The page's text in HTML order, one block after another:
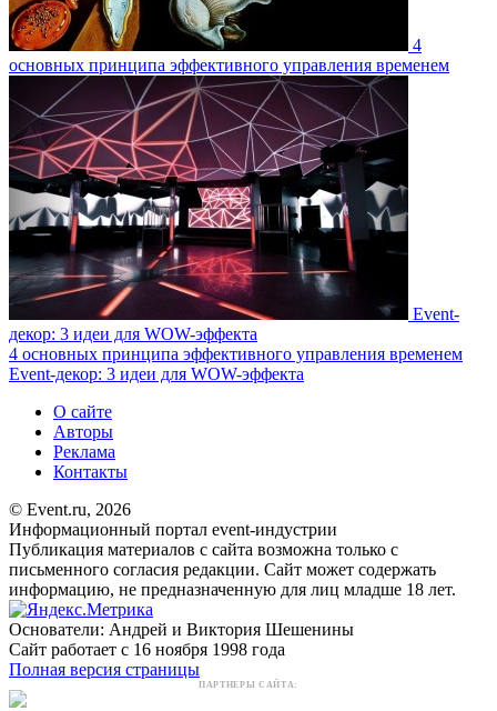
4
основных принципа эффективного управления временем
Event-
декор: 3 идеи для WOW-эффекта
4 основных принципа эффективного управления временем
Event-декор: 3 идеи для WOW-эффекта
О сайте
Авторы
Реклама
Контакты
© Event.ru, 2026
Информационный портал event-индустрии
Публикация материалов с сайта возможна только с
письменного согласия редакции. Сайт может содержать
информацию, не предназначенную для лиц младше 18 лет.
Основатели: Андрей и Виктория Шешенины
Сайт работает с 16 ноября 1998 года
Полная версия страницы
ПАРТНЕРЫ САЙТА: